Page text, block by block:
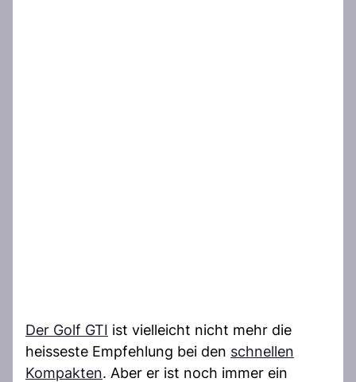
Der Golf GTI ist vielleicht nicht mehr die
heisseste Empfehlung bei den schnellen
Kompakten. Aber er ist noch immer ein